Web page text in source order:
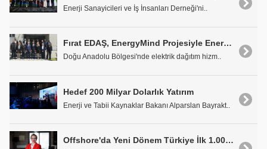
Enerji Sanayicileri ve İş İnsanları Derneği'ni..
Fırat EDAŞ, EnergyMind Projesiyle Enerji Sektöründe Yapay Zeka Dönüşümüne Katkı Sağlıyor
Doğu Anadolu Bölgesi'nde elektrik dağıtım hizm..
Hedef 200 Milyar Dolarlık Yatırım
Enerji ve Tabii Kaynaklar Bakanı Alparslan Bayrakt..
Offshore'da Yeni Dönem Türkiye İlk 1.000 MW için Yatırım Çerçevesini Çizdi